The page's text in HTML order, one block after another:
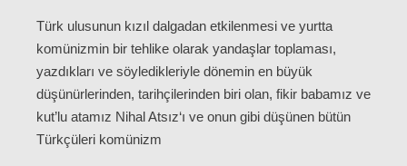
Türk ulusunun kızıl dalgadan etkilenmesi ve yurtta
komünizmin bir tehlike olarak yandaşlar toplaması,
yazdıkları ve söyledikleriyle dönemin en büyük
düşünürlerinden, tarihçilerinden biri olan, fikir babamız ve
kut’lu atamız Nihal Atsız‘ı ve onun gibi düşünen bütün
Türkçüleri komünizm